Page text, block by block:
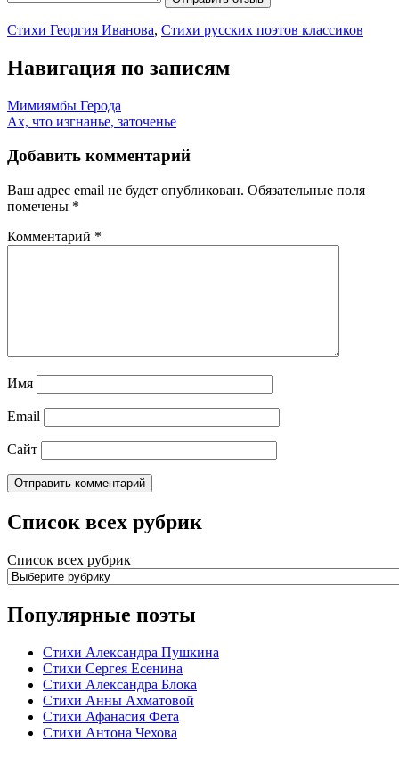
Стихи Георгия Иванова, Стихи русских поэтов классиков
Навигация по записям
Мимиямбы Герода
Ах, что изгнанье, заточенье
Добавить комментарий
Ваш адрес email не будет опубликован. Обязательные поля
помечены *
Комментарий *
Имя
Email
Сайт
Список всех рубрик
Список всех рубрик
Популярные поэты
Стихи Александра Пушкина
Стихи Сергея Есенина
Стихи Александра Блока
Стихи Анны Ахматовой
Стихи Афанасия Фета
Стихи Антона Чехова